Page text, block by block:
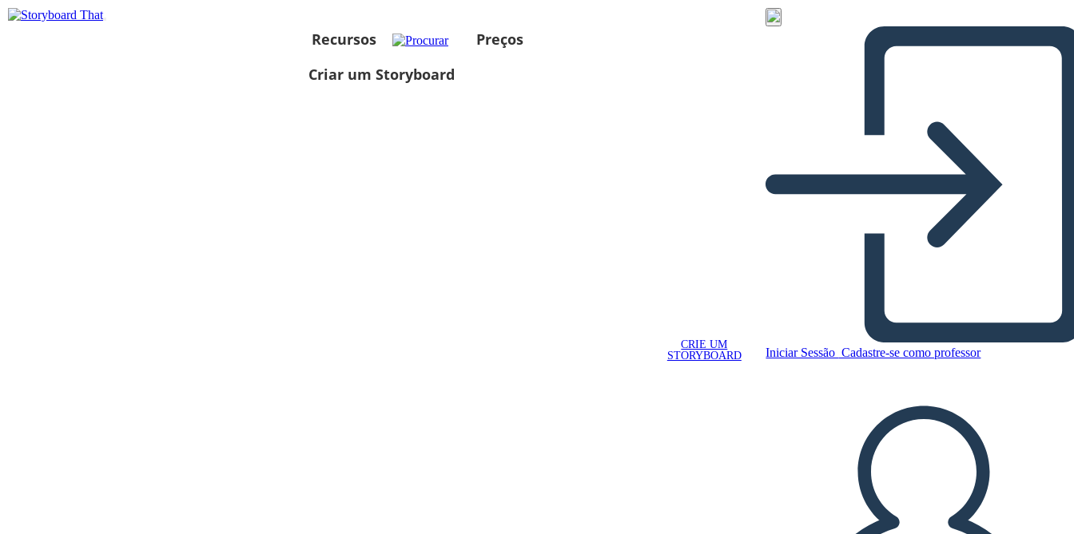
Recursos
Preços
Criar um Storyboard
CRIE UM
STORYBOARD
Iniciar Sessão Cadastre-se como professor